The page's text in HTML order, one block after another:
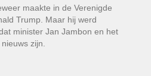
maakte in de Verenigde
Trump. Maar hij werd
minister Jan Jambon en het
zijn.